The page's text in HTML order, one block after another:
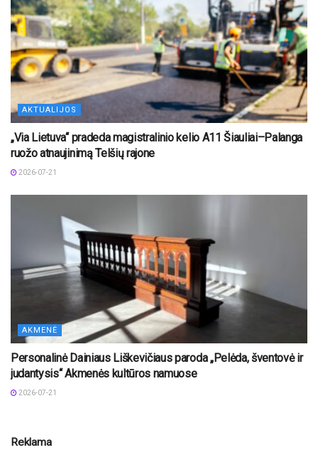
AKTUALIJOS
„Via Lietuva“ pradeda magistralinio kelio A11 Šiauliai–Palanga
ruožo atnaujinimą Telšių rajone
2026-07-21
AKMENĖ
Personalinė Dainiaus Liškevičiaus paroda „Pelėda, šventovė ir
judantysis“ Akmenės kultūros namuose
2026-07-21
Reklama